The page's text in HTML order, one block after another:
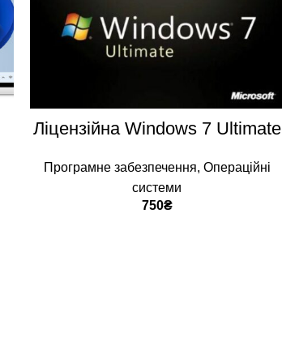
Ліцензійна Windows 7 Ultimate
Програмне забезпечення, Операційні
системи
750₴